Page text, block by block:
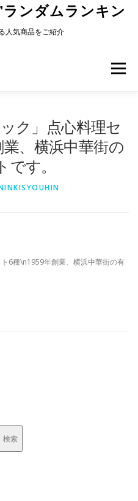
ランダムランキン
人気商品をご紹介
メニュー
ク」点心料理セ
、横浜中華街の
す。
6種\n1959年創業、横浜中華街の有
検索